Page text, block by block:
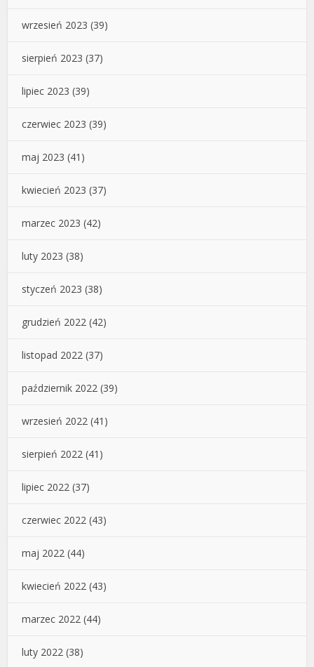
wrzesień 2023 (39)
sierpień 2023 (37)
lipiec 2023 (39)
czerwiec 2023 (39)
maj 2023 (41)
kwiecień 2023 (37)
marzec 2023 (42)
luty 2023 (38)
styczeń 2023 (38)
grudzień 2022 (42)
listopad 2022 (37)
październik 2022 (39)
wrzesień 2022 (41)
sierpień 2022 (41)
lipiec 2022 (37)
czerwiec 2022 (43)
maj 2022 (44)
kwiecień 2022 (43)
marzec 2022 (44)
luty 2022 (38)